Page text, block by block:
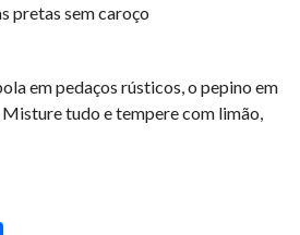
pretas sem caroço
em pedaços rústicos, o pepino em
tudo e tempere com limão,